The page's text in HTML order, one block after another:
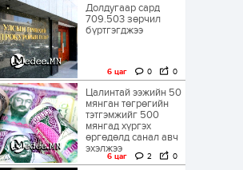
Долдугаар сард
709.503 зөрчил
бүртгэгджээ
6 цаг 0 0
Цалинтай ээжийн 50
мянган төгрөгийн
тэтгэмжийг 500
мянгад хүргэх
өргөдөлд санал авч
эхэлжээ
6 цаг 2 0